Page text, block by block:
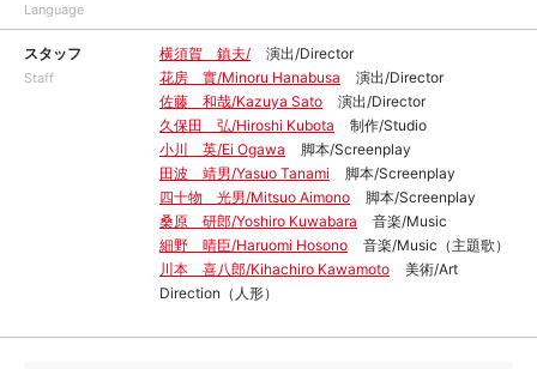
Language
スタッフ
Staff
横須賀 鎮夫/
演出/Director
花房 實/Minoru Hanabusa
演出/Director
佐藤 和哉/Kazuya Sato
演出/Director
久保田 弘/Hiroshi Kubota
制作/Studio
小川 英/Ei Ogawa
脚本/Screenplay
田波 靖男/Yasuo Tanami
脚本/Screenplay
四十物 光男/Mitsuo Aimono
脚本/Screenplay
桑原 研郎/Yoshiro Kuwabara
音楽/Music
細野 晴臣/Haruomi Hosono
音楽/Music（主題歌）
川本 喜八郎/Kihachiro Kawamoto
美術/Art
Direction（人形）